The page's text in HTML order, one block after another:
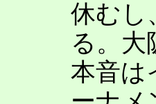
休むし
る。
本音は